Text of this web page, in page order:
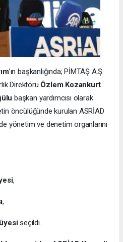
’ın başkanlığında; PİMTAŞ A.Ş.
Direktörü Özlem Kozankurt
başkan yardımcısı olarak
öncülüğünde kurulan ASRİAD
yönetim ve denetim organlarını
,
,
seçildi.